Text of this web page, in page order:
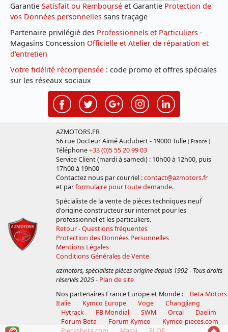
Garantie Satisfait ou Remboursé et Garantie Protection de
vos Données personnelles sans traçage
Partenaire privilégié des Professionnels et Particuliers -
Magasins Concession Officielle et Atelier de réparation et
d'entretien
Votre fidélité récompensée : code promo et offres spéciales
sur les réseaux sociaux
AZMOTORS.FR
56 rue Docteur Aimé Audubert - 19000 Tulle ( France )
Téléphone+33 (0)5 55 20 99 03
Service Client (mardi à samedi) : 10h00 à 12h00, puis
17h00 à 19h00
Contactez nous par courriel :contact@azmotors.fr
et parformulaire pour toute demande.
Spécialiste de la vente de pièces techniques neuf
d'origine constructeur sur internet pour les
professionnel et les particuliers.
Retour - Questions fréquentes
Protection des Données Personnelles
Mentions Légales
Conditions Générales de Vente
azmotors, spécialiste pièces origine depuis 1992 - Tous droits
réservés 2025- Plan de site
Nos partenaires France Europe et Monde :
Beta Motors
Italie
Kymco Europe Voge
ChangJiang
Hytrack
FB Mondial SWM Orcal
Daelim
Forum Beta
Forum Kymco
Kymco-pieces.com